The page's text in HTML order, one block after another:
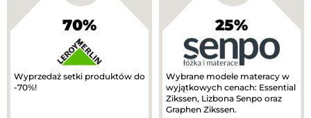
70%
Wyprzedaż setki produktów do
-70%!
25%
Wybrane modele materacy w
wyjątkowych cenach: Essential
Zikssen, Lizbona Senpo oraz
Graphen Zikssen.